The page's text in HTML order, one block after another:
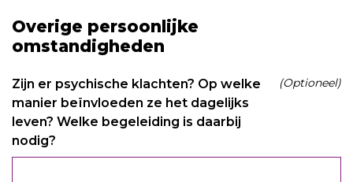
Overige persoonlijke
omstandigheden
Zijn er psychische klachten? Op welke
manier beïnvloeden ze het dagelijks
leven? Welke begeleiding is daarbij
nodig?
(Optioneel)